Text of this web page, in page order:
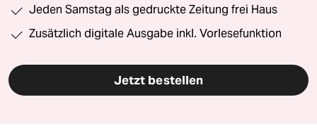
Jeden Samstag als gedruckte Zeitung frei Haus
Zusätzlich digitale Ausgabe inkl. Vorlesefunktion
Jetzt bestellen